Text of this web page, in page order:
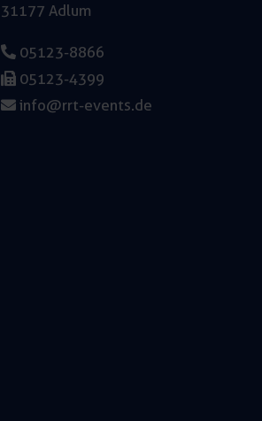
31177 Adlum
05123-8866
05123-4399
info@rrt-events.de